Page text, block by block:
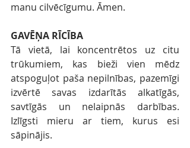
manu cilvēcīgumu. Āmen.
GAVĒŅA RĪCĪBA
Tā vietā, lai koncentrētos uz citu
trūkumiem, kas bieži vien mēdz
atspoguļot paša nepilnības, pazemīgi
izvērtē savas izdarītās alkatīgās,
savtīgās un nelaipnās darbības.
Izlīgsti mieru ar tiem, kurus esi
sāpinājis.